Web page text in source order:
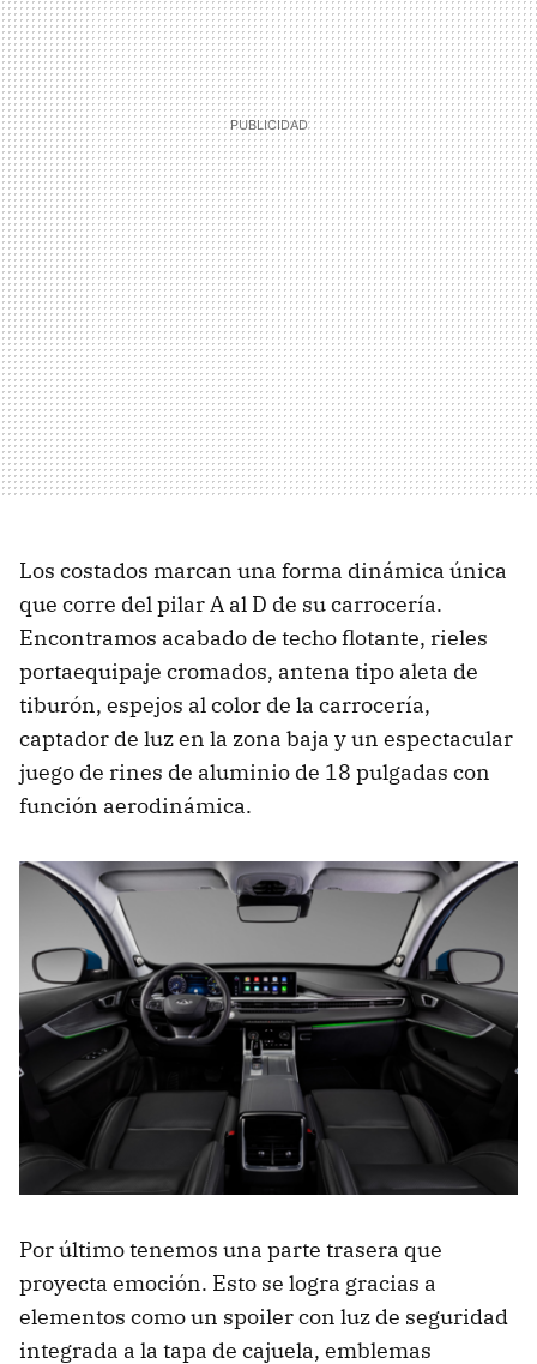
Los costados marcan una forma dinámica única
que corre del pilar A al D de su carrocería.
Encontramos acabado de techo flotante, rieles
portaequipaje cromados, antena tipo aleta de
tiburón, espejos al color de la carrocería,
captador de luz en la zona baja y un espectacular
juego de rines de aluminio de 18 pulgadas con
función aerodinámica.
Por último tenemos una parte trasera que
proyecta emoción. Esto se logra gracias a
elementos como un spoiler con luz de seguridad
integrada a la tapa de cajuela, emblemas